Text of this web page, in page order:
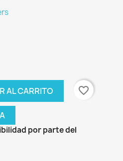
AL CARRITO favorite_border
por parte del